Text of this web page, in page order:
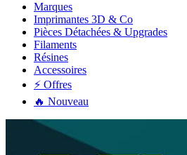
Marques
Imprimantes 3D & Co
Pièces Détachées & Upgrades
Filaments
Résines
Accessoires
⚡ Offres
🔥 Nouveau